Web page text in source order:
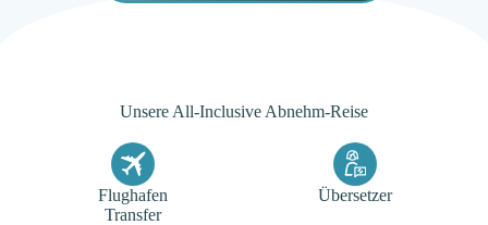
Unsere All-Inclusive Abnehm-Reise
Flughafen
Transfer
Übersetzer